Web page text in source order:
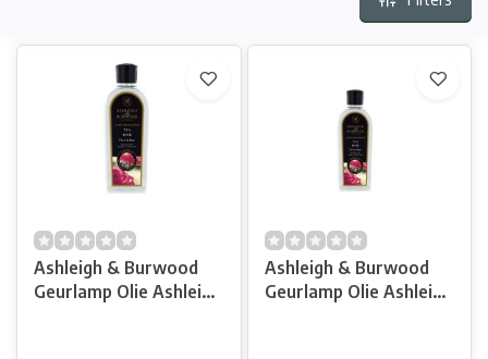
Ashleigh & Burwood
Geurlamp Olie Ashleigh
Ashleigh & Burwood
Geurlamp Olie Ashleigh